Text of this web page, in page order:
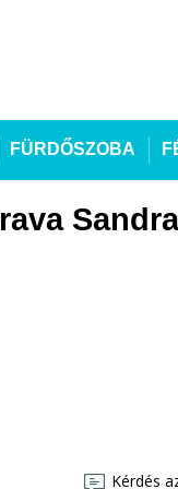
FÜRDŐSZOBA
Kérdés